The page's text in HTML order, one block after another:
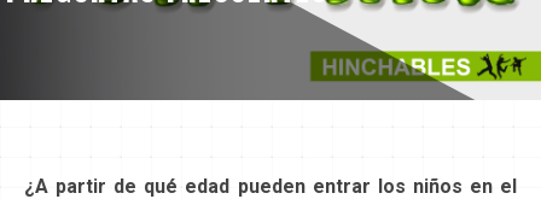
¿A partir de qué edad pueden entrar los niños en el